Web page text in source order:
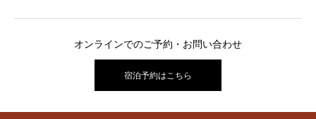
オンラインでのご予約・お問い合わせ
宿泊予約はこちら